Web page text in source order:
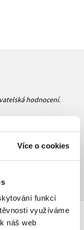
Více o cookies
funkcí
využíváme
náš web
hodnocení.
uživatelé